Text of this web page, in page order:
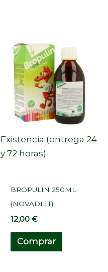
Existencia (entrega 24
y 72 horas)
BROPULIN 250ML
(NOVADIET)
12,00€
Comprar